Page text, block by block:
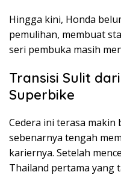
Hingga kini, Honda
pemulihan, membuat
seri pembuka masih
Transisi Sulit
Superbike
Cedera ini terasa
sebenarnya tengah
kariernya. Setelah
Thailand pertama yang